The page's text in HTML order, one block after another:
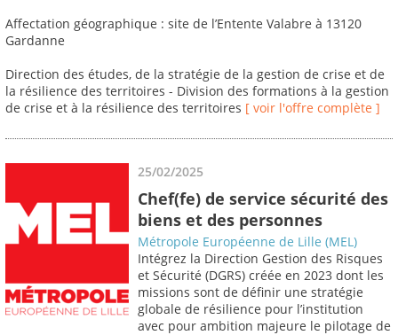
Affectation géographique : site de l’Entente Valabre à 13120
Gardanne
Direction des études, de la stratégie de la gestion de crise et de
la résilience des territoires - Division des formations à la gestion
de crise et à la résilience des territoires [ voir l'offre complète ]
25/02/2025
Chef(fe) de service sécurité des
biens et des personnes
Métropole Européenne de Lille (MEL)
Intégrez la Direction Gestion des Risques
et Sécurité (DGRS) créée en 2023 dont les
missions sont de définir une stratégie
globale de résilience pour l’institution
avec pour ambition majeure le pilotage de